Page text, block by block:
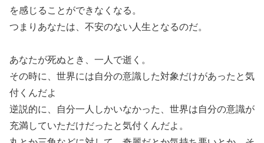
を感じることができなくなる。
つまりあなたは、不安のない人生となるのだ。
あなたが死ぬとき、一人で逝く。
その時に、世界には自分の意識した対象だけがあったと気
付くんだよ
逆説的に、自分一人しかいなかった、世界は自分の意識が
充満していただけだったと気付くんだよ。